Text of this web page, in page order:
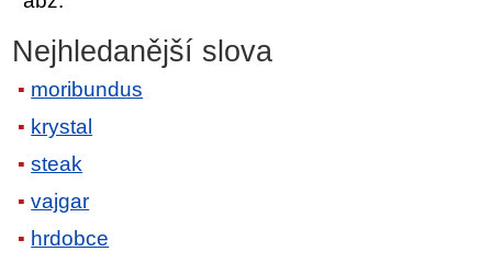
Nejhledanější slova
moribundus
krystal
steak
vajgar
hrdobce